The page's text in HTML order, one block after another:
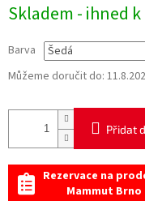
cena:
Skladem - ihned
Barva
Můžeme doručit do:
Přidat
Rezervace na
Mammut Brno